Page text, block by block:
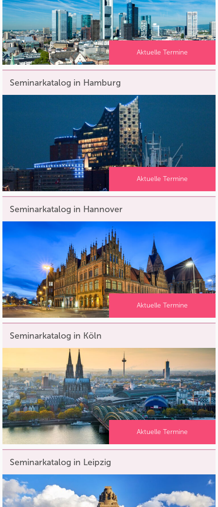
Aktuelle Termine
Seminarkatalog in Hamburg
Aktuelle Termine
Seminarkatalog in Hannover
Aktuelle Termine
Seminarkatalog in Köln
Aktuelle Termine
Seminarkatalog in Leipzig